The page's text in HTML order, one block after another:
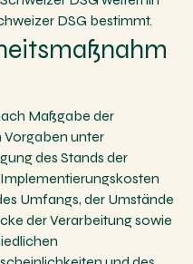
DSG bestimmt.
Maßgabe der
Vorgaben unter
des Stands der
Umfangs, der Umstände
der Verarbeitung sowie